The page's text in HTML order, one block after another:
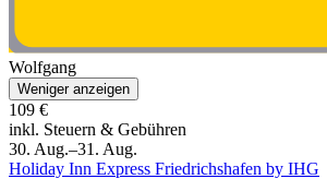
Wolfgang
Weniger anzeigen
109 €
inkl. Steuern & Gebühren
30. Aug.–31. Aug.
Holiday Inn Express Friedrichshafen by IHG